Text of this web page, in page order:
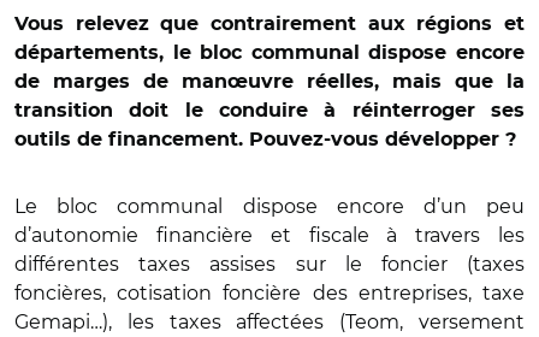
Vous relevez que contrairement aux régions et
départements, le bloc communal dispose encore
de marges de manœuvre réelles, mais que la
transition doit le conduire à réinterroger ses
outils de financement. Pouvez-vous développer ?
Le bloc communal dispose encore d’un peu
d’autonomie financière et fiscale à travers les
différentes taxes assises sur le foncier (taxes
foncières, cotisation foncière des entreprises, taxe
Gemapi…), les taxes affectées (Teom, versement